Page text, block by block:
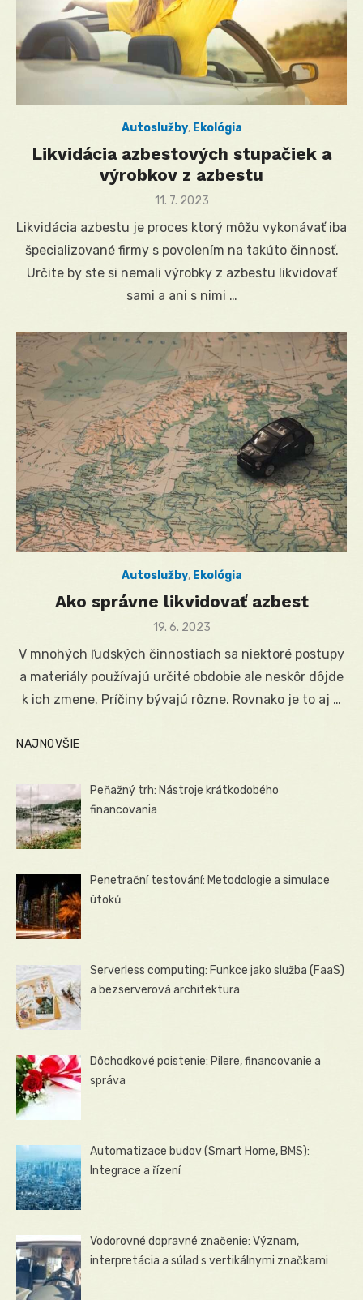
Autoslužby, Ekológia
Likvidácia azbestových stupačiek a
výrobkov z azbestu
Posted
11. 7. 2023
Likvidácia azbestu je proces ktorý môžu vykonávať iba
špecializované firmy s povolením na takúto činnosť.
Určite by ste si nemali výrobky z azbestu likvidovať
sami a ani s nimi …
Autoslužby, Ekológia
Ako správne likvidovať azbest
Posted
19. 6. 2023
V mnohých ľudských činnostiach sa niektoré postupy
a materiály používajú určité obdobie ale neskôr dôjde
k ich zmene. Príčiny bývajú rôzne. Rovnako je to aj …
NAJNOVŠIE
Peňažný trh: Nástroje krátkodobého
financovania
Penetrační testování: Metodologie a simulace
útoků
Serverless computing: Funkce jako služba (FaaS)
a bezserverová architektura
Dôchodkové poistenie: Pilere, financovanie a
správa
Automatizace budov (Smart Home, BMS):
Integrace a řízení
Vodorovné dopravné značenie: Význam,
interpretácia a súlad s vertikálnymi značkami